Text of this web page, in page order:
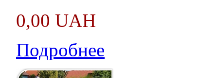
0,00 UAH
Подробнее